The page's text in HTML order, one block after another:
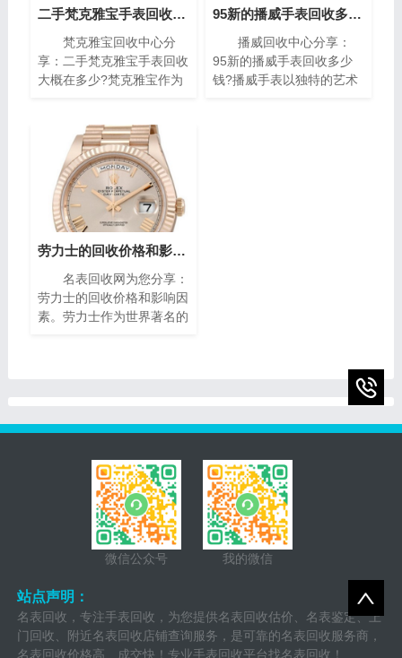
二手梵克雅宝手表回收大概在多少?(梵克雅宝高价回收指南)
梵克雅宝回收中心分
享：二手梵克雅宝手表回收
大概在多少?梵克雅宝作为
量而闻名。对于那些拥有一
款梵克雅宝手表的人来说，
了解其回收价格是非常重要
的。本文将为您介绍二手梵
克雅宝手表回收的价格指
南，帮助您获取最高回收
价。
95新的播威手表回收多少钱?(高价回收指南)
播威回收中心分享：
95新的播威手表回收多少
钱?播威手表以独特的艺术
劳力士的回收价格和影响因素(影响劳力士回收价格的因素)
名表回收网为您分享：
劳力士的回收价格和影响因
素。劳力士作为世界著名的
微信公众号 我的微信
站点声明：
名表回收，专注手表回收，为您提供名表回收估价、名表鉴定、上
门回收、附近名表回收店铺查询服务，是可靠的名表回收服务商，
名表回收价格高、成交快！专业手表回收平台找名表回收！